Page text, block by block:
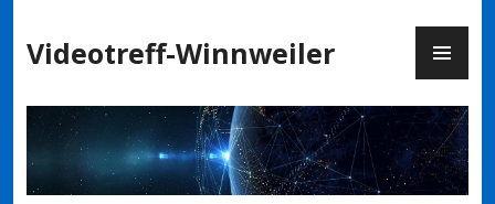
Inhalt
springen
Videotreff-Winnweiler